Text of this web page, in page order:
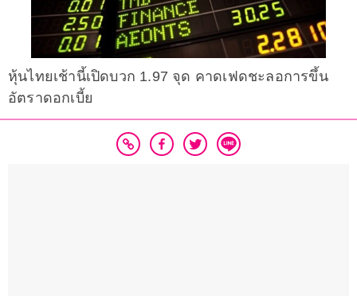
หุ้นไทยเช้านี้เปิดบวก 1.97 จุด คาดเฟดชะลอการขึ้น
อัตราดอกเบี้ย